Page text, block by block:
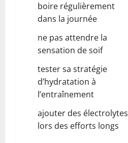
boire régulièrement
dans la journée
ne pas attendre la
sensation de soif
tester sa stratégie
d’hydratation à
l’entraînement
ajouter des électrolytes
lors des efforts longs